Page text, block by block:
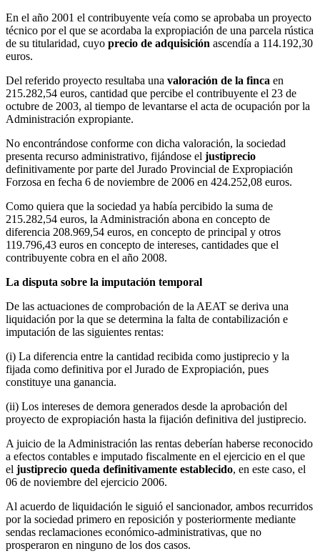
En el año 2001 el contribuyente veía como se aprobaba un proyecto
técnico por el que se acordaba la expropiación de una parcela rústica
de su titularidad, cuyo precio de adquisición ascendía a 114.192,30
euros.
Del referido proyecto resultaba una valoración de la finca en
215.282,54 euros, cantidad que percibe el contribuyente el 23 de
octubre de 2003, al tiempo de levantarse el acta de ocupación por la
Administración expropiante.
No encontrándose conforme con dicha valoración, la sociedad
presenta recurso administrativo, fijándose el justiprecio
definitivamente por parte del Jurado Provincial de Expropiación
Forzosa en fecha 6 de noviembre de 2006 en 424.252,08 euros.
Como quiera que la sociedad ya había percibido la suma de
215.282,54 euros, la Administración abona en concepto de
diferencia 208.969,54 euros, en concepto de principal y otros
119.796,43 euros en concepto de intereses, cantidades que el
contribuyente cobra en el año 2008.
La disputa sobre la imputación temporal
De las actuaciones de comprobación de la AEAT se deriva una
liquidación por la que se determina la falta de contabilización e
imputación de las siguientes rentas:
(i) La diferencia entre la cantidad recibida como justiprecio y la
fijada como definitiva por el Jurado de Expropiación, pues
constituye una ganancia.
(ii) Los intereses de demora generados desde la aprobación del
proyecto de expropiación hasta la fijación definitiva del justiprecio.
A juicio de la Administración las rentas deberían haberse reconocido
a efectos contables e imputado fiscalmente en el ejercicio en el que
el justiprecio queda definitivamente establecido, en este caso, el
06 de noviembre del ejercicio 2006.
Al acuerdo de liquidación le siguió el sancionador, ambos recurridos
por la sociedad primero en reposición y posteriormente mediante
sendas reclamaciones económico-administrativas, que no
prosperaron en ninguno de los dos casos.